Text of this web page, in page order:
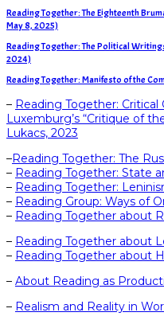
Reading Together: The Eighteenth
May 8, 2025)
Reading Together: The Political
2024)
Reading Together: Manifesto of the
– Reading Together: Critical
Luxemburg’s “Critique of
Lukacs, 2023
–Reading Together: The
– Reading Together: State
– Reading Together:
– Reading Group: Ways of
– Reading Together about
– Reading Together about
– Reading Together about
– About Reading as
– Realism and Reality in